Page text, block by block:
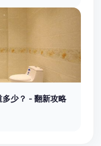
少？ - 翻新攻略